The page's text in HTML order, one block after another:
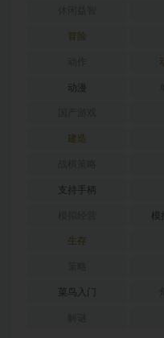
冒险
动漫
建造
支持手柄
模
生存
菜鸟入门